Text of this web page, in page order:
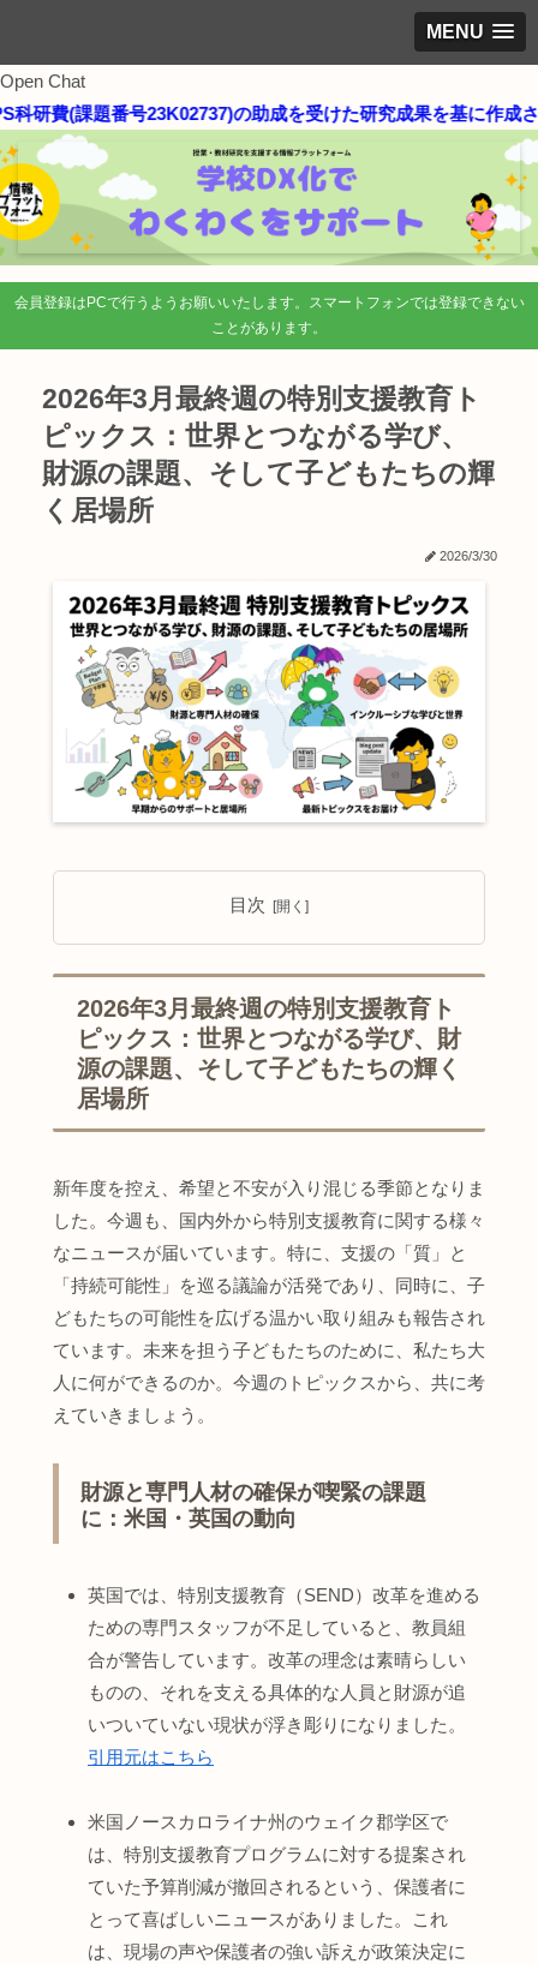
MENU
Open Chat
費(課題番号23K02737)の助成を受けた研究成果を基に作成され
会員登録はPCで行うようお願いいたします。スマートフォンでは登録できない
ことがあります。
2026年3月最終週の特別支援教育ト
ピックス：世界とつながる学び、
財源の課題、そして子どもたちの輝
く居場所
2026/3/30
目次
2026年3月最終週の特別支援教育ト
ピックス：世界とつながる学び、財
源の課題、そして子どもたちの輝く
居場所
新年度を控え、希望と不安が入り混じる季節となりま
した。今週も、国内外から特別支援教育に関する様々
なニュースが届いています。特に、支援の「質」と
「持続可能性」を巡る議論が活発であり、同時に、子
どもたちの可能性を広げる温かい取り組みも報告され
ています。未来を担う子どもたちのために、私たち大
人に何ができるのか。今週のトピックスから、共に考
えていきましょう。
財源と専門人材の確保が喫緊の課題
に：米国・英国の動向
英国では、特別支援教育（SEND）改革を進める
ための専門スタッフが不足していると、教員組
合が警告しています。改革の理念は素晴らしい
ものの、それを支える具体的な人員と財源が追
いついていない現状が浮き彫りになりました。
引用元はこちら
米国ノースカロライナ州のウェイク郡学区で
は、特別支援教育プログラムに対する提案され
ていた予算削減が撤回されるという、保護者に
とって喜ばしいニュースがありました。これ
は、現場の声や保護者の強い訴えが政策決定に